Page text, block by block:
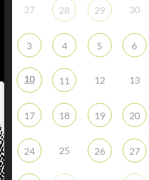
27 28 29 30
3 4 5 6
10 11 12 13
17 18 19 20
24 25 26 27